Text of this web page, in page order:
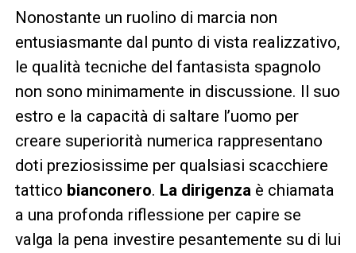
Nonostante un ruolino di marcia non
entusiasmante dal punto di vista realizzativo,
le qualità tecniche del fantasista spagnolo
non sono minimamente in discussione. Il suo
estro e la capacità di saltare l’uomo per
creare superiorità numerica rappresentano
doti preziosissime per qualsiasi scacchiere
tattico bianconero. La dirigenzaè chiamata
a una profonda riflessione per capire se
valga la pena investire pesantemente su di lui